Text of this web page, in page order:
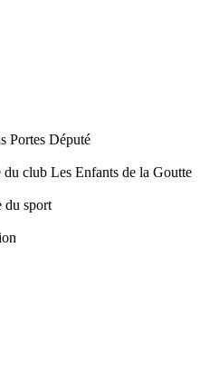
Portes Député
du club Les Enfants de la Goutte
du sport